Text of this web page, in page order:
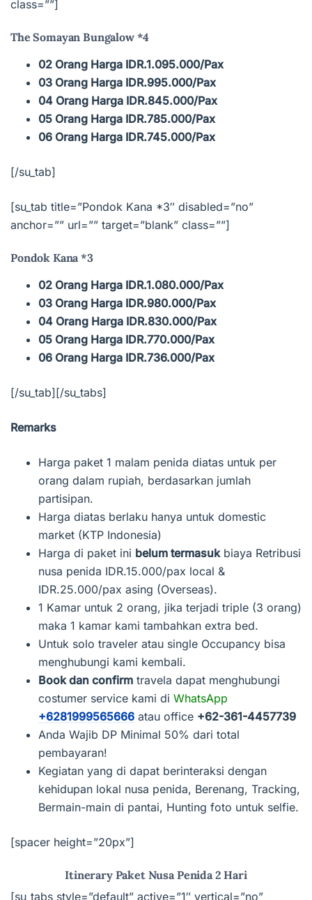
class=””]
The Somayan Bungalow *4
02 Orang Harga IDR.1.095.000/Pax
03 Orang Harga IDR.995.000/Pax
04 Orang Harga IDR.845.000/Pax
05 Orang Harga IDR.785.000/Pax
06 Orang Harga IDR.745.000/Pax
[/su_tab]
[su_tab title=”Pondok Kana *3″ disabled=”no”
anchor=”” url=”” target=”blank” class=””]
Pondok Kana *3
02 Orang Harga IDR.1.080.000/Pax
03 Orang Harga IDR.980.000/Pax
04 Orang Harga IDR.830.000/Pax
05 Orang Harga IDR.770.000/Pax
06 Orang Harga IDR.736.000/Pax
[/su_tab][/su_tabs]
Remarks
Harga paket 1 malam penida diatas untuk per
orang dalam rupiah, berdasarkan jumlah
partisipan.
Harga diatas berlaku hanya untuk domestic
market (KTP Indonesia)
Harga di paket ini belum termasukbiaya Retribusi
nusa penida IDR.15.000/pax local &
IDR.25.000/pax asing (Overseas).
1 Kamar untuk 2 orang, jika terjadi triple (3 orang)
maka 1 kamar kami tambahkan extra bed.
Untuk solo traveler atau single Occupancy bisa
menghubungi kami kembali.
Book dan confirm travela dapat menghubungi
costumer service kami di WhatsApp
+6281999565666 atau office +62-361-4457739
Anda Wajib DP Minimal 50% dari total
pembayaran!
Kegiatan yang di dapat berinteraksi dengan
kehidupan lokal nusa penida, Berenang, Tracking,
Bermain-main di pantai, Hunting foto untuk selfie.
[spacer height=”20px”]
Itinerary Paket Nusa Penida 2 Hari
[su_tabs style=”default” active=”1″ vertical=”no”